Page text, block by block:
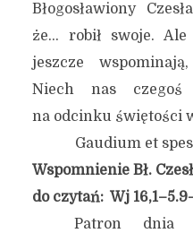
Błogosławiony
że… robił swoje.
jeszcze
Niech nas czegoś
na odcinku świętości
Gaudium et spes!
Wspomnienie Bł.
do czytań: Wj
Patron dnia